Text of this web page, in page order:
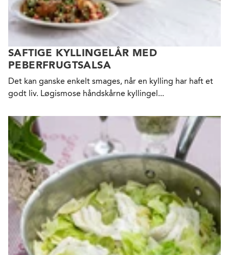
SAFTIGE KYLLINGELÅR MED
PEBERFRUGTSALSA
Det kan ganske enkelt smages, når en kylling har haft et
godt liv. Løgismose håndskårne kyllingel...